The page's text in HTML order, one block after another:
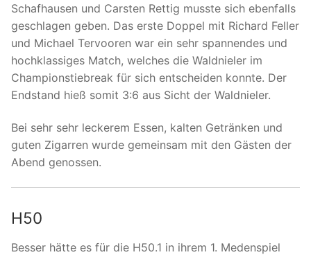
Schafhausen und Carsten Rettig musste sich ebenfalls
geschlagen geben. Das erste Doppel mit Richard Feller
und Michael Tervooren war ein sehr spannendes und
hochklassiges Match, welches die Waldnieler im
Championstiebreak für sich entscheiden konnte. Der
Endstand hieß somit 3:6 aus Sicht der Waldnieler.
Bei sehr sehr leckerem Essen, kalten Getränken und
guten Zigarren wurde gemeinsam mit den Gästen der
Abend genossen.
H50
Besser hätte es für die H50.1 in ihrem 1. Medenspiel